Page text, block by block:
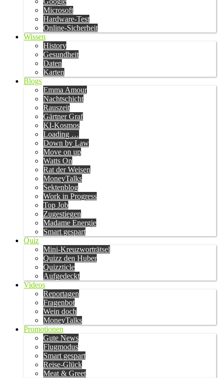
Microsoft
Hardware-Test
Online-Sicherheit
Wissen
History
Gesundheit
Daten
Karten
Blogs
Emma Amour
Nachtschicht
Rauszeit
Gärtner Graf
KI-Kosmos
Loading …
Down by Law
Move on up
Watts On
Rat der Weisen
MoneyTalks
Sektenblog
Work in Progress
Top Job
Zugestiegen
Madame Energie
Smart gespart
Quiz
Mini-Kreuzworträtsel
Quizz den Huber
Quizzticle
Aufgedeckt
Videos
Reportagen
Fragenbot
Wein doch
MoneyTalks
Promotionen
Gute News
Flugmodus
Smart gespart
Reise-Glück
Meat & Greet